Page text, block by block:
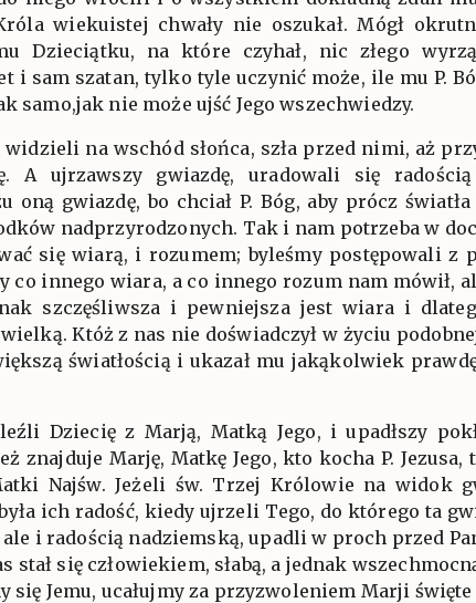
wiekuistej chwały nie oszukał. Mógł
Dzieciątku, na które czyhał, nic złego
i sam szatan, tylko tyle uczynić może, ile mu P.
samo,jak nie może ujść Jego wszechwiedzy.
na wschód słońca, szła przed nimi, aż
A ujrzawszy gwiazdę, uradowali się
gwiazdę, bo chciał P. Bóg, aby prócz
nadprzyrodzonych. Tak i nam potrzeba w
się wiarą, i rozumem; byleśmy postępowali z
co innego wiara, a co innego rozum nam mówił,
szczęśliwsza i pewniejsza jest wiara i
Któż z nas nie doświadczył w życiu
światłością i ukazał mu jakąkolwiek
Dziecię z Marją, Matką Jego, i upadłszy
znajduje Marję, Matkę Jego, kto kocha P.
Najśw. Jeżeli św. Trzej Królowie na widok
ich radość, kiedy ujrzeli Tego, do którego ta
i radością nadziemską, upadli w proch przed
stał się człowiekiem, słabą, a jednak
się Jemu, ucałujmy za przyzwoleniem Marji